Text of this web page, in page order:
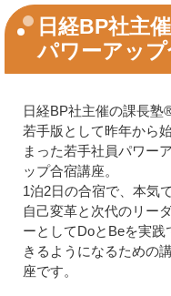
日経BP社主
パワーアッ
日経BP社主催の課長塾
若手版として昨年から
まった若手社員パワーア
ップ合宿講座。
1泊2日の合宿で、本気
自己変革と次代のリー
ーとしてDoとBeを実践
きるようになるための
座です。